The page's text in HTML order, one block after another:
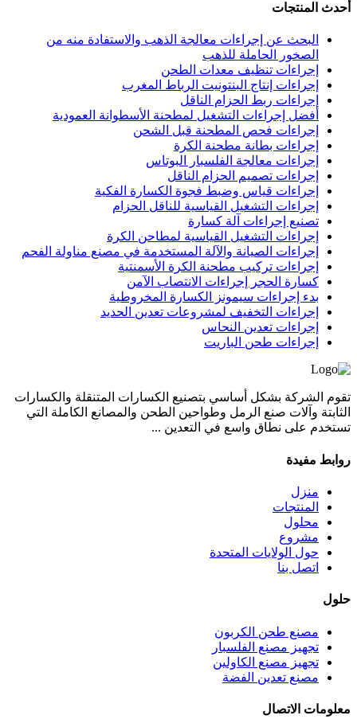
أحدث المنتجات
البحث عن إجراءات معالجة الذهب والاستفادة منه من
الصخور الحاملة للذهب
إجراءات تنظيف معدات الطحن
إجراءات إنتاج البنتونيت الرباط المغرب
إجراءات ربط الحزام الناقل
أفضل إجراءات التشغيل لمطحنة الأسطوانة العمودية
إجراءات فحص المطحنة قبل الشحن
إجراءات بطانة مطحنة الكرة
إجراءات معالجة الفلسبار البوتاس
إجراءات تصميم الحزام الناقل
إجراءات قياس وضبط فجوة الكسارة الفكية
إجراءات التشغيل القياسية للناقل الحزام
تصنيع إجراءات آلة كسارة
إجراءات التشغيل القياسية لمطاحن الكرة
إجراءات الصيانة والآلة المستخدمة في مصنع مناولة الفحم
إجراءات تركيب مطحنة الكرة الأسمنتية
كسارة الحجر إجراءات الانتصاب الآمن
بدء إجراءات سيمونز الكسارة المخروطية
إجراءات التخفيف لمشروعات تعدين الحديد
إجراءات تعدين النحاس
إجراءات طحن الباريت
تقوم الشركة بشكل أساسي بتصنيع الكسارات المتنقلة والكسارات
الثابتة وآلات صنع الرمل وطواحين الطحن والمصانع الكاملة التي
تستخدم على نطاق واسع في التعدين ...
روابط مفيدة
منزل
المنتجات
محلول
مشروع
حول الولايات المتحدة
اتصل بنا
حلول
مصنع طحن الكربون
تجهيز مصنع الفلسبار
تجهيز مصنع الكاولين
مصنع تعدين الفضة
معلومات الاتصال